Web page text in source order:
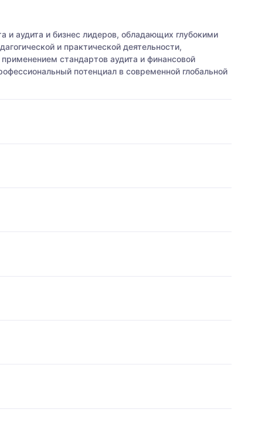
и аудита и бизнес лидеров, обладающих глубокими
и практической деятельности,
стандартов аудита и финансовой
потенциал в современной глобальной